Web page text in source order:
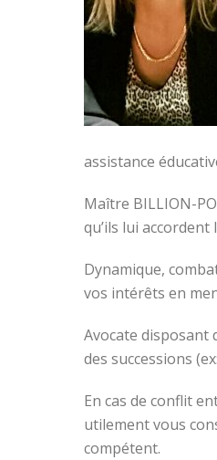
assistance
Maître BILLION-
qu’ils lui
Dynamique,
vos intérêts en
Avocate disposant
des successions
En cas de conflit
utilement vous
compétent.